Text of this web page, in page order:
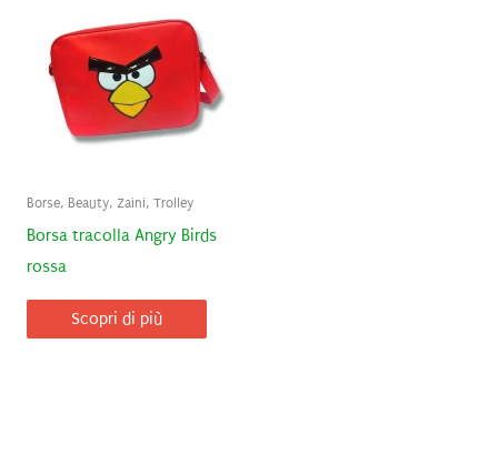
Borse, Beauty, Zaini, Trolley
Borsa tracolla Angry Birds
rossa
Scopri di più